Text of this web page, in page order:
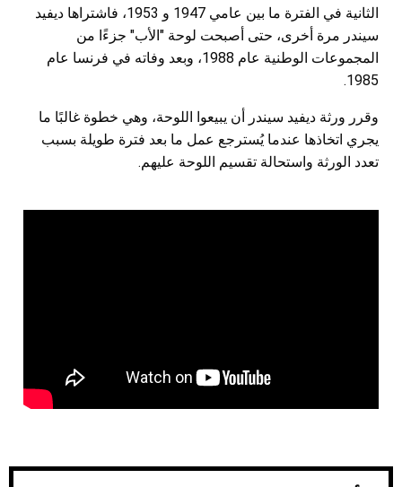
الثانية في الفترة ما بين عامي 1947 و 1953، فاشتراها ديفيد
سيندر مرة أخرى، حتى أصبحت لوحة "الأب" جزءًا من
المجموعات الوطنية عام 1988، وبعد وفاته في فرنسا عام
1985.
وقرر ورثة ديفيد سيندر أن يبيعوا اللوحة، وهي خطوة غالبًا ما
يجري اتخاذها عندما يُسترجع عمل ما بعد فترة طويلة بسبب
تعدد الورثة واستحالة تقسيم اللوحة عليهم.